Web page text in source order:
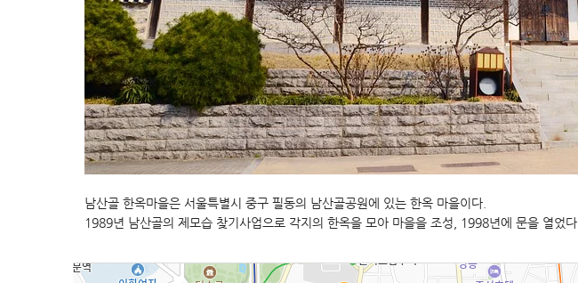
남산골 한옥마을은 서울특별시 중구 필동의 남산골공원에 있는 한옥 마을이다.
1989년 남산골의 제모습 찾기사업으로 각지의 한옥을 모아 마을을 조성, 1998년에 문을 열었다.